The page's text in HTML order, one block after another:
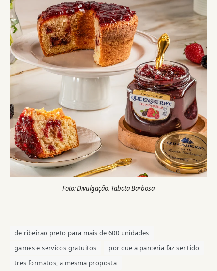
Foto: Divulgação, Tabata Barbosa
de ribeirao preto para mais de 600 unidades
games e servicos gratuitos
por que a parceria faz sentido
tres formatos, a mesma proposta